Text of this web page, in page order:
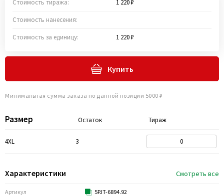
Размер Остаток Тираж
4XL 3
Характеристики Смотреть все
Артикул 5PJT-6894.92
Стоимость тиража: 1 220 ₽
Стоимость нанесения:
Стоимость за единицу: 1 220 ₽
Купить
Минимальная сумма заказа по данной позиции 5000 ₽